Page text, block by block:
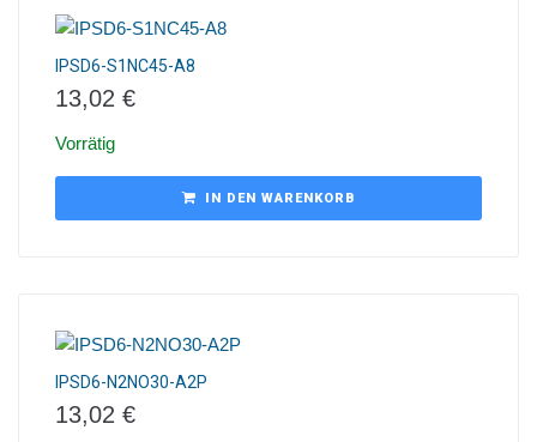
IPSD6-S1NC45-A8
13,02 €
Vorrätig
IN DEN WARENKORB
IPSD6-N2NO30-A2P
13,02 €